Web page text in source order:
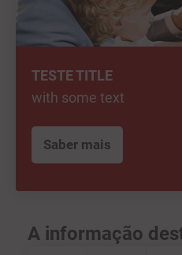
TESTE TITLE
with some text
Saber mais
A informação